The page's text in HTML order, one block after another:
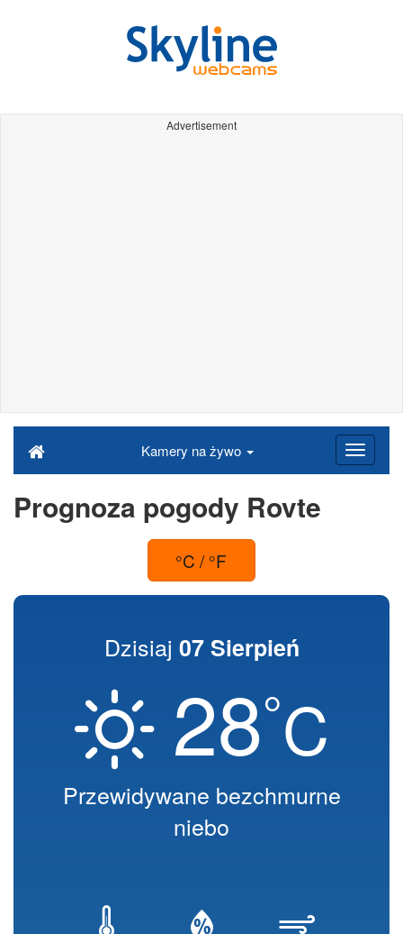
Advertisement
Kamery na żywo
Prognoza pogody Rovte
°C / °F
Dzisiaj 07 Sierpień
28°C
Przewidywane bezchmurne
niebo